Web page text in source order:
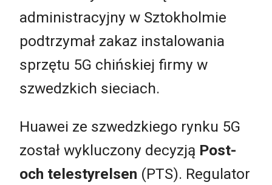
administracyjny w Sztokholmie
podtrzymał zakaz instalowania
sprzętu 5G chińskiej firmy w
szwedzkich sieciach.
Huawei ze szwedzkiego rynku 5G
został wykluczony decyzją Post-
och telestyrelsen (PTS). Regulator